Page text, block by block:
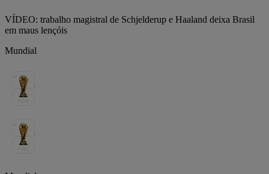
VÍDEO: trabalho magistral de Schjelderup e Haaland deixa Brasil
em maus lençóis
Mundial